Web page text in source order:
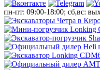
пн-пт: 09:00-18:00; сб,вс: